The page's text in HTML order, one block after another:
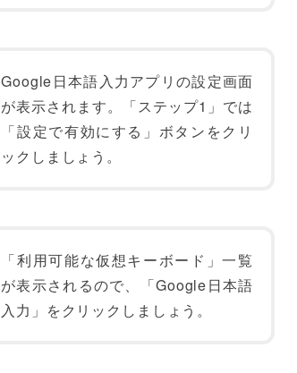
Google日本語入力アプリの設定画面
が表示されます。「ステップ1」では
「設定で有効にする」ボタンをクリ
ックしましょう。
「利用可能な仮想キーボード」一覧
が表示されるので、「Google日本語
入力」をクリックしましょう。